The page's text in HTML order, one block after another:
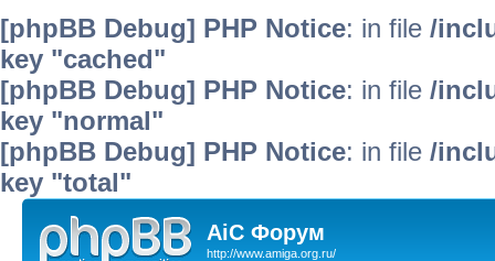
[phpBB Debug] PHP Notice: in file /
key "cached"
[phpBB Debug] PHP Notice: in file /
key "normal"
[phpBB Debug] PHP Notice: in file /
key "total"
AiC Форум
http://www.amiga.org.ru/